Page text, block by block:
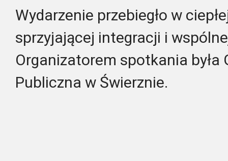
Wydarzenie przebiegło w
sprzyjającej integracji i
Organizatorem spotkania była
Publiczna w Świerznie.